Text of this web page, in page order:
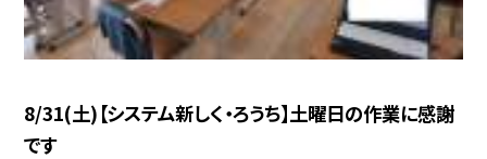
8/31(土)【システム新しく・ろうち】土曜日の作業に感謝
です